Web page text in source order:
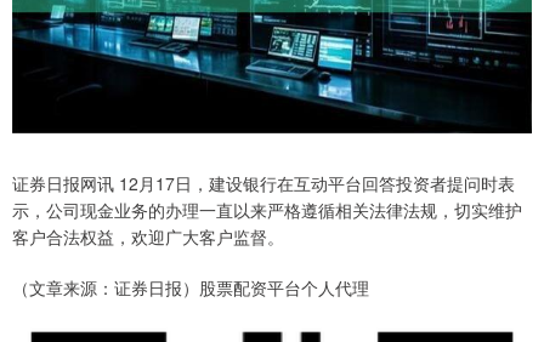
证券日报网讯 12月17日，建设银行在互动平台回答投资者提问时表
示，公司现金业务的办理一直以来严格遵循相关法律法规，切实维护
客户合法权益，欢迎广大客户监督。
（文章来源：证券日报）股票配资平台个人代理